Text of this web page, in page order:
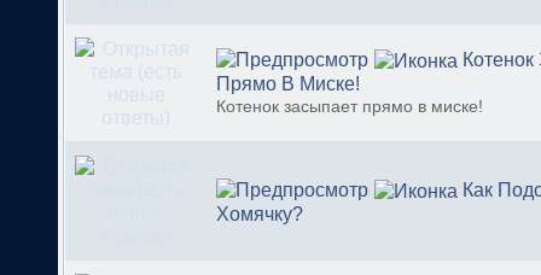
Прямо В Миске!
Котенок засыпает прямо в миске!
Как
Хомячку?